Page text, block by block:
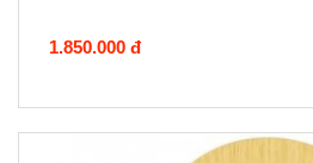
1.850.000 đ